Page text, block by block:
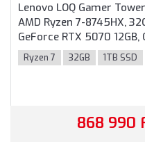
Lenovo LOQ Gamer
AMD Ryzen 7-8745HX,
GeForce RTX 5070
Torony Házas
színben
Ryzen 7 32GB 1TB SSD
868 990